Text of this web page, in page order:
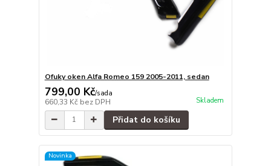
Ofuky oken Alfa Romeo 159 2005-2011, sedan
799,00 Kč/sada
660,33 Kč bez DPH Skladem
Přidat do košíku
Novinka